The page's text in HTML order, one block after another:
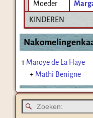
Moeder
KINDEREN
1 Maroye de La Haye
+ Mathi Benigne